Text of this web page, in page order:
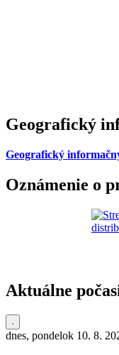
Geografický
Geografický
Oznámenie o
Aktuálne
dnes, pondelok 10. 8.